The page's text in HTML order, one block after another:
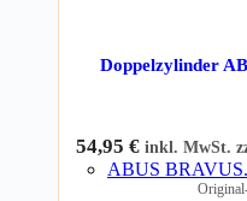
Doppelzylinder
54,95 € inkl. MwSt.
ABUS